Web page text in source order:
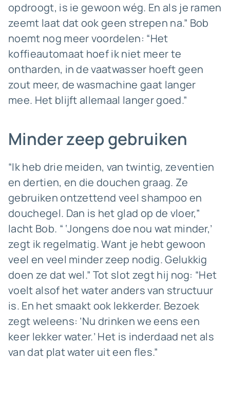
opdroogt, is ie gewoon wég. En als je ramen
zeemt laat dat ook geen strepen na.” Bob
noemt nog meer voordelen: “Het
koffieautomaat hoef ik niet meer te
ontharden, in de vaatwasser hoeft geen
zout meer, de wasmachine gaat langer
mee. Het blijft allemaal langer goed.”
Minder zeep gebruiken
“Ik heb drie meiden, van twintig, zeventien
en dertien, en die douchen graag. Ze
gebruiken ontzettend veel shampoo en
douchegel. Dan is het glad op de vloer,”
lacht Bob. “ ‘Jongens doe nou wat minder,’
zegt ik regelmatig. Want je hebt gewoon
veel en veel minder zeep nodig. Gelukkig
doen ze dat wel.” Tot slot zegt hij nog: “Het
voelt alsof het water anders van structuur
is. En het smaakt ook lekkerder. Bezoek
zegt weleens: ’Nu drinken we eens een
keer lekker water.’ Het is inderdaad net als
van dat plat water uit een fles.”